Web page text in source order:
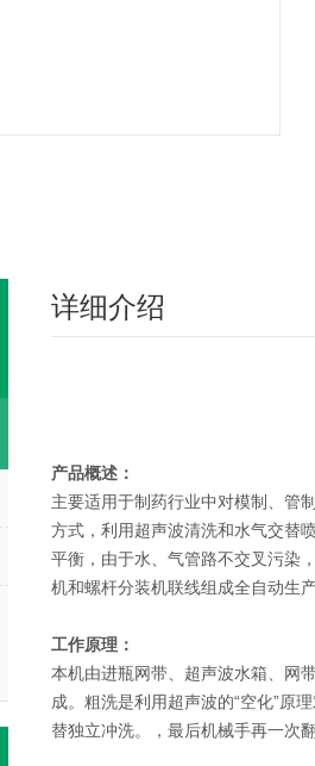
详细介绍
产品概述：
主要适用于制药行业中对模制、管
方式，利用超声波清洗和水气交替
平衡，由于水、气管路不交叉污染
机和螺杆分装机联线组成全自动生产
工作原理：
本机由进瓶网带、超声波水箱、网
成。粗洗是利用超声波的“空化”原
替独立冲洗。，最后机械手再一次